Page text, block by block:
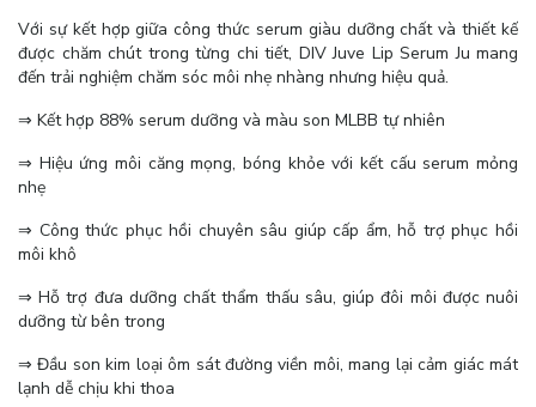
Với sự kết hợp giữa công thức serum giàu dưỡng chất và thiết kế
được chăm chút trong từng chi tiết, DIV Juve Lip Serum Ju mang
đến trải nghiệm chăm sóc môi nhẹ nhàng nhưng hiệu quả.
⇒ Kết hợp 88% serum dưỡng và màu son MLBB tự nhiên
⇒ Hiệu ứng môi căng mọng, bóng khỏe với kết cấu serum mỏng
nhẹ
⇒ Công thức phục hồi chuyên sâu giúp cấp ẩm, hỗ trợ phục hồi
môi khô
⇒ Hỗ trợ đưa dưỡng chất thẩm thấu sâu, giúp đôi môi được nuôi
dưỡng từ bên trong
⇒ Đầu son kim loại ôm sát đường viền môi, mang lại cảm giác mát
lạnh dễ chịu khi thoa